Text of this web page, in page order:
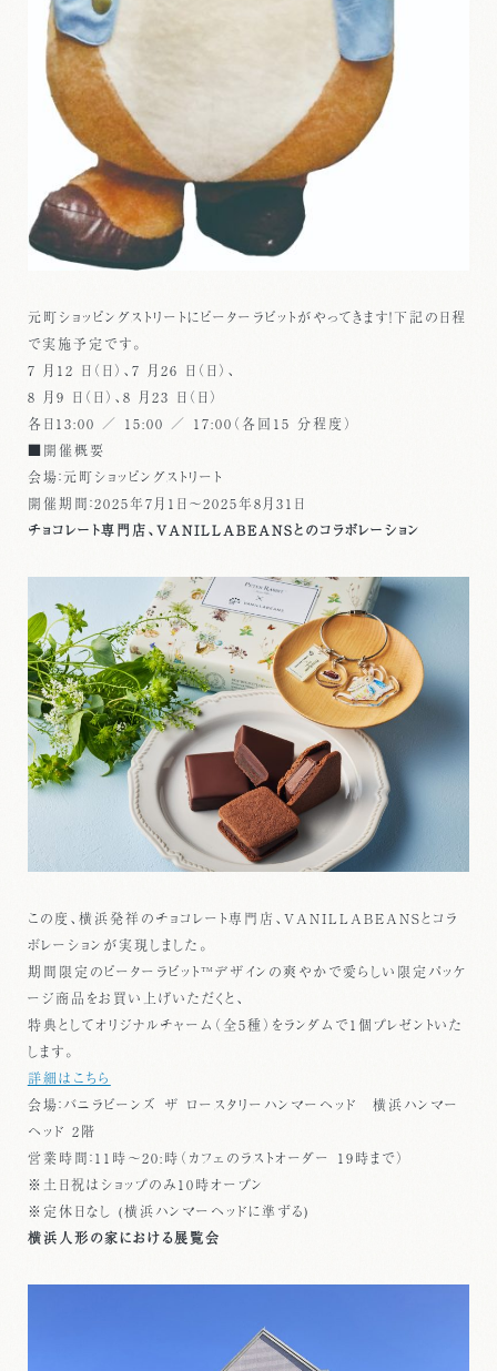
元町ショッピングストリートにピーターラビットがやってきます！下記の日程
で実施予定です。
7 月12 日（日）、7 月26 日（日）、
8 月9 日（日）、8 月23 日（日）
各日13:00 ／ 15:00 ／ 17:00（各回15 分程度）
■開催概要
会場：元町ショッピングストリート
開催期間：2025年7月1日～2025年8月31日
チョコレート専門店、VANILLABEANSとのコラボレーション
この度、横浜発祥のチョコレート専門店、VANILLABEANSとコラ
ボレーションが実現しました。
期間限定のピーターラビット™︎デザインの爽やかで愛らしい限定パッケ
ージ商品をお買い上げいただくと、
特典としてオリジナルチャーム（全5種）をランダムで1個プレゼントいた
します。
詳細はこちら
会場：バニラビーンズ ザ ロースタリーハンマーヘッド 横浜ハンマー
ヘッド 2階
営業時間：11時～20:時（カフェのラストオーダー 19時まで）
※土日祝はショップのみ10時オープン
※定休日なし (横浜ハンマーヘッドに準ずる)
横浜人形の家における展覧会